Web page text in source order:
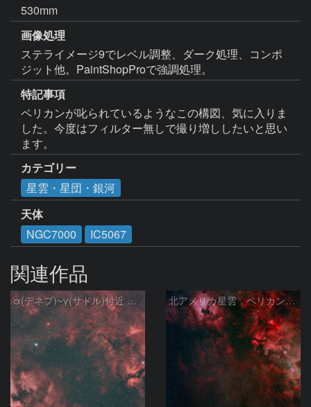
530mm
画像処理
ステライメージ9でレベル調整、ダーク処理、コンポ
特記事項
ペリカンが叱られているようなこの構図、気に入りま
した。今度はフィルター無しで撮り増ししたいと思い
ます。
カテゴリー
星雲・星団・銀河
天体
NGC7000
IC5067
関連作品
α(デネブ)~γ(サドル)付近 NGC7000 北アメリカ星雲 IC5067~5070 ペリカン星雲 Sh2-112 はくちょう座 北アメリカ星雲，ペリカン星雲，サドル付近，クレセント星雲，網状星雲・・・etc